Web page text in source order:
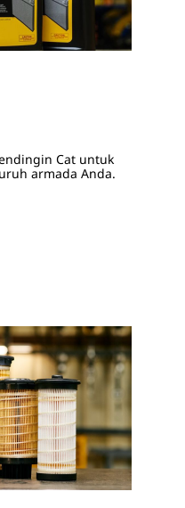
Cat untuk
armada Anda.